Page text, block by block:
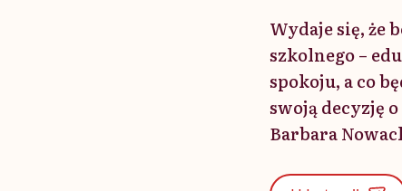
Wydaje się,
szkolnego –
spokoju, a co
swoją decyzję
Barbara